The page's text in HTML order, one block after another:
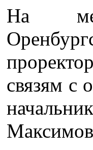
На
связям с